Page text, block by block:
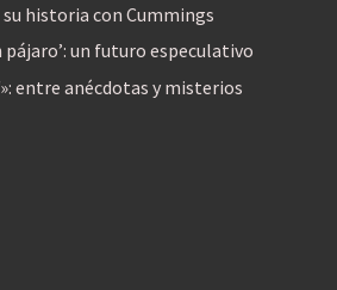
su historia con Cummings
pájaro’: un futuro especulativo
entre anécdotas y misterios